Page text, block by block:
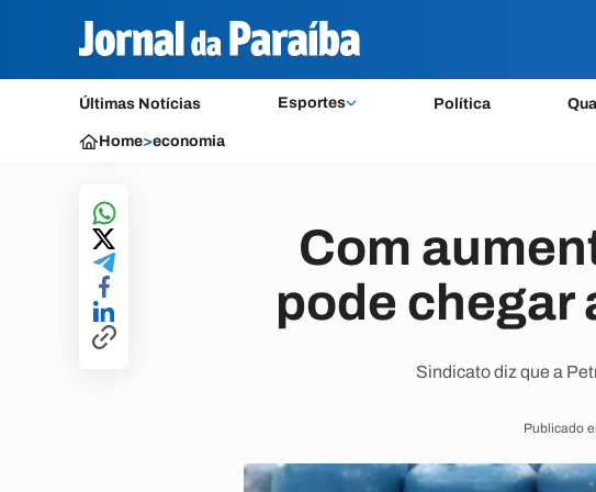
Últimas Notícias Esportes Política
Home>economia
Com
pode chegar
Sindicato diz que a
Publicado